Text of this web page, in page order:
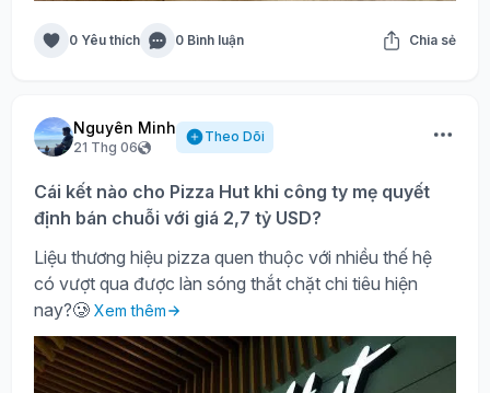
0 Yêu thích 0 Bình luận Chia sẻ
Nguyên Minh
21 Thg 06
Theo Dõi
Cái kết nào cho Pizza Hut khi công ty mẹ quyết
định bán chuỗi với giá 2,7 tỷ USD?
Liệu thương hiệu pizza quen thuộc với nhiều thế hệ
có vượt qua được làn sóng thắt chặt chi tiêu hiện
nay?🥲 Xem thêm